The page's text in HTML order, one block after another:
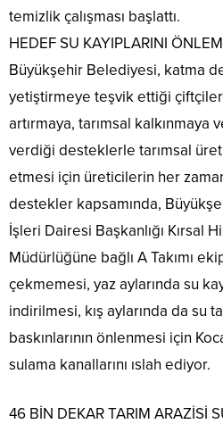
temizlik çalışması başlattı.
HEDEF SU KAYIPLARINI
Büyükşehir Belediyesi, katma
yetiştirmeye teşvik ettiği
artırmaya, tarımsal kalkınmaya
verdiği desteklerle tarımsal
etmesi için üreticilerin her
destekler kapsamında,
İşleri Dairesi Başkanlığı Kırsal
Müdürlüğüne bağlı A Takımı
çekmemesi, yaz aylarında su
indirilmesi, kış aylarında da su
baskınlarının önlenmesi için
sulama kanallarını ıslah ediyor.
46 BİN DEKAR TARIM ARAZİSİ